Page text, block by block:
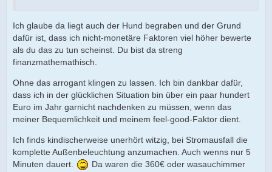
Ich glaube da liegt auch der Hund begraben und der Grund
dafür ist, dass ich nicht-monetäre Faktoren viel höher bewerte
als du das zu tun scheinst. Du bist da streng
finanzmathemathisch.
Ohne das arrogant klingen zu lassen. Ich bin dankbar dafür,
dass ich in der glücklichen Situation bin über ein paar hundert
Euro im Jahr garnicht nachdenken zu müssen, wenn das
meiner Bequemlichkeit und meinem feel-good-Faktor dient.
Ich finds kindischerweise unerhört witzig, bei Stromausfall die
komplette Außenbeleuchtung anzumachen. Auch wenns nur 5
Minuten dauert.
Da waren die 360€ oder wasauchimmer